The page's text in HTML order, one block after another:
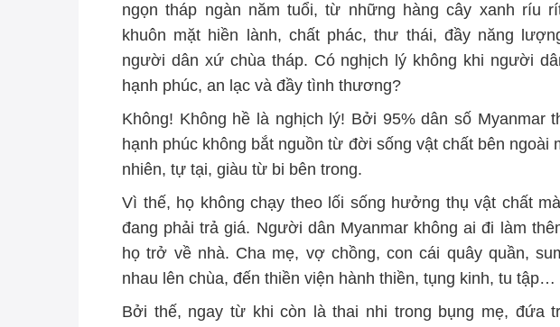
ngọn tháp ngàn năm tuổi, từ những hàng cây xanh ríu
khuôn mặt hiền lành, chất phác, thư thái, đầy năng
người dân xứ chùa tháp. Có nghịch lý không khi người
hạnh phúc, an lạc và đầy tình thương?
Không! Không hề là nghịch lý! Bởi 95% dân số Myanmar
hạnh phúc không bắt nguồn từ đời sống vật chất bên ngoài
nhiên, tự tại, giàu từ bi bên trong.
Vì thế, họ không chạy theo lối sống hưởng thụ vật chất
đang phải trả giá. Người dân Myanmar không ai đi làm
họ trở về nhà. Cha mẹ, vợ chồng, con cái quây quần,
nhau lên chùa, đến thiền viện hành thiền, tụng kinh, tu tập…
Bởi thế, ngay từ khi còn là thai nhi trong bụng mẹ, đứa